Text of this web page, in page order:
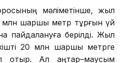
мәліметінше, жыл
млн шаршы метр тұрғын үй
пайдалануға берілді. Жыл
20 млн шаршы метрге
отыр. Ал қаңтар–маусым